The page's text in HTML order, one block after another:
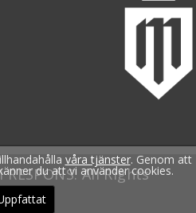
All Rights
våra tjänster. Genom att
du att vi använder cookies.